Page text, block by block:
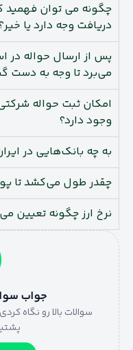
چگونه می توان فهمید
دریافت وجه دارد یا
پس از ارسال حواله در
می‌برد تا وجه به دست
امکان ثبت حواله
وجود دارد؟
به چه بانک‌هایی در
چقدر طول می‌کشد تا
نرخ ارز چگونه تعیین
جواب
سوالات بالا رو نگاه